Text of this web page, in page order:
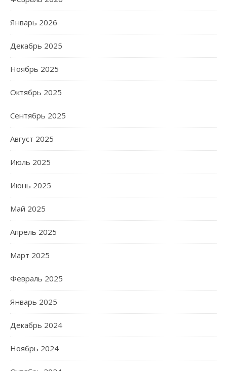
Январь 2026
Декабрь 2025
Ноябрь 2025
Октябрь 2025
Сентябрь 2025
Август 2025
Июль 2025
Июнь 2025
Май 2025
Апрель 2025
Март 2025
Февраль 2025
Январь 2025
Декабрь 2024
Ноябрь 2024